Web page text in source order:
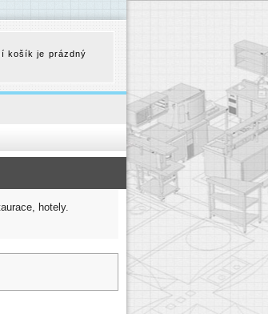
hotely.
košík je prázdný